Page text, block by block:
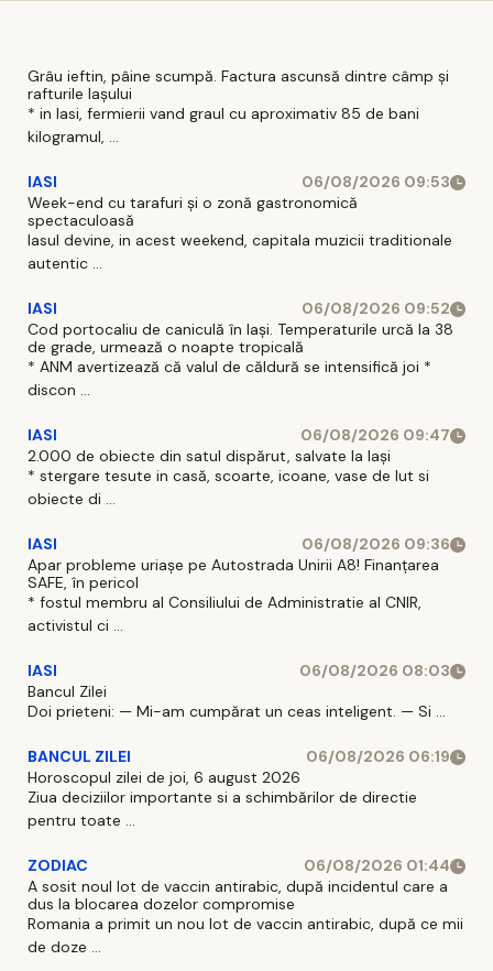
Grâu ieftin, pâine scumpă. Factura ascunsă dintre câmp și
rafturile Iașului
* in Iasi, fermierii vand graul cu aproximativ 85 de bani
kilogramul, ...
IASI
06/08/2026 09:53
Week-end cu tarafuri și o zonă gastronomică
spectaculoasă
Iasul devine, in acest weekend, capitala muzicii traditionale
autentic ...
IASI
06/08/2026 09:52
Cod portocaliu de caniculă în Iași. Temperaturile urcă la 38
de grade, urmează o noapte tropicală
* ANM avertizează că valul de căldură se intensifică joi *
discon ...
IASI
06/08/2026 09:47
2.000 de obiecte din satul dispărut, salvate la Iași
* stergare tesute in casă, scoarte, icoane, vase de lut si
obiecte di ...
IASI
06/08/2026 09:36
Apar probleme uriașe pe Autostrada Unirii A8! Finanțarea
SAFE, în pericol
* fostul membru al Consiliului de Administratie al CNIR,
activistul ci ...
IASI
06/08/2026 08:03
Bancul Zilei
Doi prieteni: — Mi-am cumpărat un ceas inteligent. — Si ...
BANCUL ZILEI
06/08/2026 06:19
Horoscopul zilei de joi, 6 august 2026
Ziua deciziilor importante si a schimbărilor de directie
pentru toate ...
ZODIAC
06/08/2026 01:44
A sosit noul lot de vaccin antirabic, după incidentul care a
dus la blocarea dozelor compromise
Romania a primit un nou lot de vaccin antirabic, după ce mii
de doze ...